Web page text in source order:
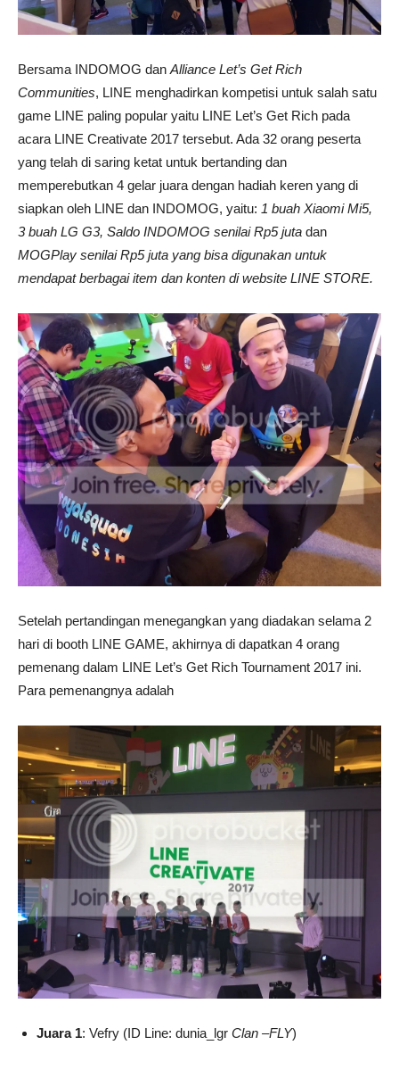
Bersama INDOMOG dan Alliance Let’s Get Rich
Communities, LINE menghadirkan kompetisi untuk salah satu
game LINE paling popular yaitu LINE Let’s Get Rich pada
acara LINE Creativate 2017 tersebut. Ada 32 orang peserta
yang telah di saring ketat untuk bertanding dan
memperebutkan 4 gelar juara dengan hadiah keren yang di
siapkan oleh LINE dan INDOMOG, yaitu: 1 buah Xiaomi Mi5,
3 buah LG G3, Saldo INDOMOG senilai Rp5 juta dan
MOGPlay senilai Rp5 juta yang bisa digunakan untuk
mendapat berbagai item dan konten di website LINE STORE.
Setelah pertandingan menegangkan yang diadakan selama 2
hari di booth LINE GAME, akhirnya di dapatkan 4 orang
pemenang dalam LINE Let’s Get Rich Tournament 2017 ini.
Para pemenangnya adalah
Juara 1: Vefry (ID Line: dunia_lgr Clan –FLY)